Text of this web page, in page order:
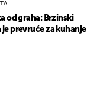
od graha: Brzinski
je prevruće za kuhanje